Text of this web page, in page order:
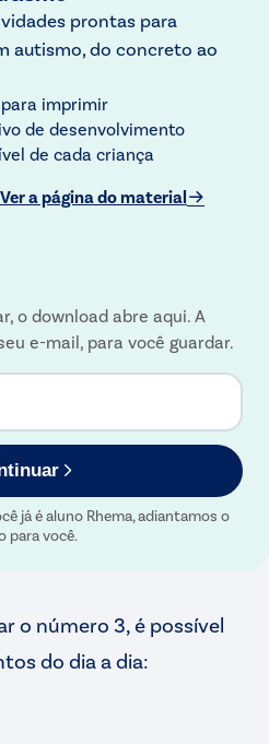
prontas para
autismo, do concreto ao
imprimir
de desenvolvimento
de cada criança
Ver a página do material
o download abre aqui. A
e-mail, para você guardar.
já é aluno Rhema, adiantamos o
para você.
o número 3, é possível
do dia a dia: